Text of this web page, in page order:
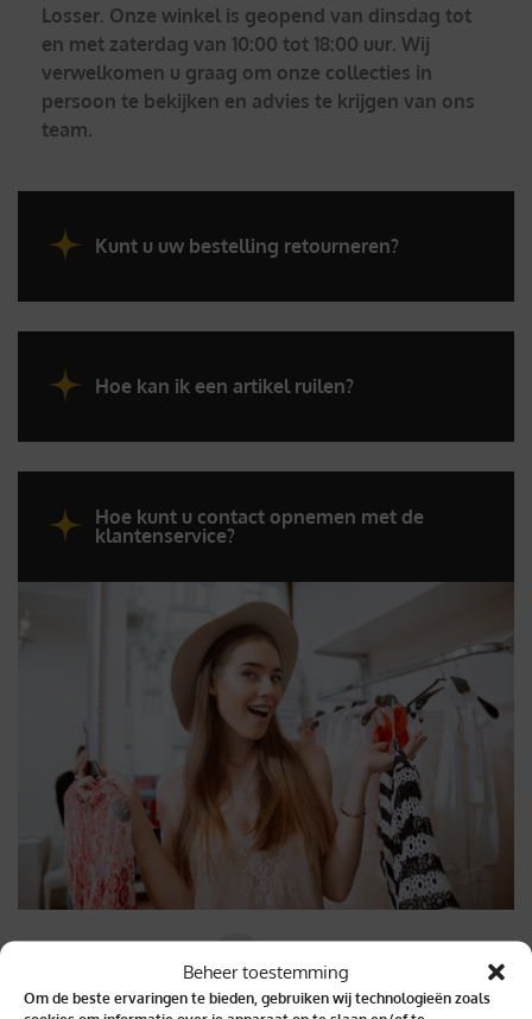
Beheer toestemming
Om de beste ervaringen te bieden, gebruiken wij technologieën zoals
Losser. Onze winkel is geopend van dinsdag tot
en met zaterdag van 10:00 tot 18:00 uur. Wij
verwelkomen u graag om onze collecties in
persoon te bekijken en advies te krijgen van ons
team.
Kunt u uw bestelling retourneren?
Hoe kan ik een artikel ruilen?
Hoe kunt u contact opnemen met de
klantenservice?